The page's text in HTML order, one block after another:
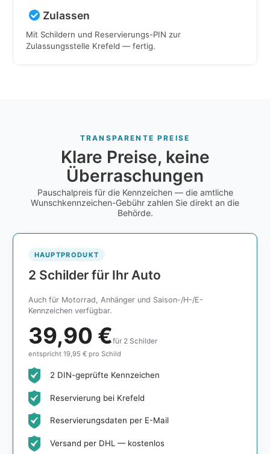
Zulassen
Mit Schildern und Reservierungs-PIN zur
Zulassungsstelle Krefeld — fertig.
TRANSPARENTE PREISE
Klare Preise, keine
Überraschungen
Pauschalpreis für die Kennzeichen — die amtliche
Wunschkennzeichen-Gebühr zahlen Sie direkt an die
Behörde.
HAUPTPRODUKT
2 Schilder für Ihr Auto
Auch für Motorrad, Anhänger und Saison-/H-/E-
Kennzeichen verfügbar.
39,90 €für 2 Schilder
entspricht 19,95 € pro Schild
2 DIN-geprüfte Kennzeichen
Reservierung bei Krefeld
Reservierungsdaten per E-Mail
Versand per DHL — kostenlos